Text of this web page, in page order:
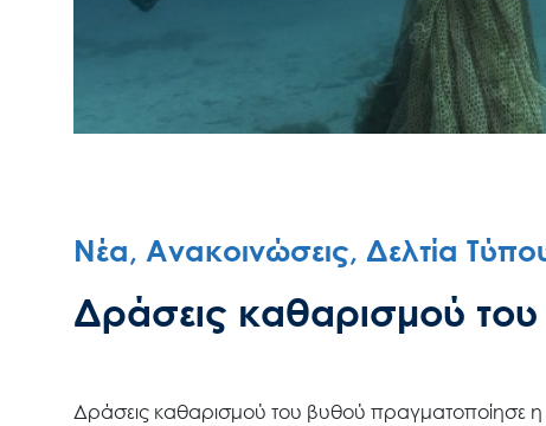
Νέα, Ανακοινώσεις, Δελτία
Δράσεις καθαρισμού
Δράσεις καθαρισμού του βυθού πραγματοποίησε